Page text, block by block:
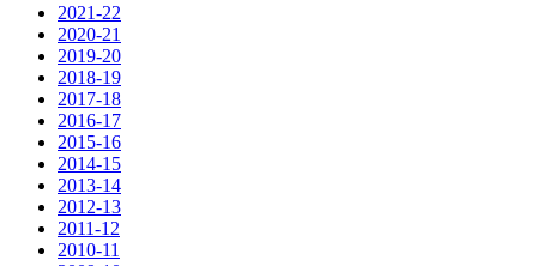
2021-22
2020-21
2019-20
2018-19
2017-18
2016-17
2015-16
2014-15
2013-14
2012-13
2011-12
2010-11